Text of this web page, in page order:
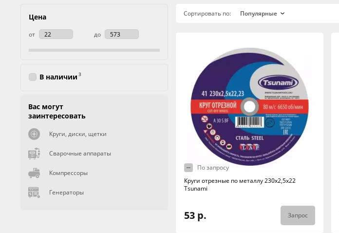
Сортировать по:
По запросу
Круги отрезные по металлу 230х2,5х22
Tsunami
53 р. Запрос
Цена
от до
В наличии 3
Вас могут
заинтересовать
Круги, диски, щетки
Сварочные аппараты
Компрессоры
Генераторы